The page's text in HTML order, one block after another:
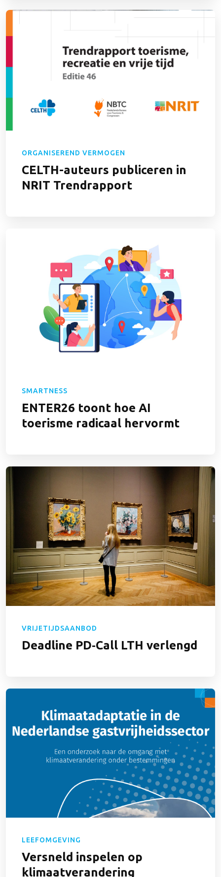
ORGANISEREND VERMOGEN
CELTH-auteurs publiceren in
NRIT Trendrapport
SMARTNESS
ENTER26 toont hoe AI
toerisme radicaal hervormt
VRIJETIJDSAANBOD
Deadline PD‑Call LTH verlengd
LEEFOMGEVING
Versneld inspelen op
klimaatverandering